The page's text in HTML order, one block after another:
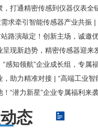
到仪器仪表全链条 | 2026 重庆智能传感器与仪器仪表创新发
引智能传感器产业共振 | 高规格产业链合作平
路演敲定！创新主场，诚邀优质
呈现新趋势，精密传感器迎来
“感知领航”企业成长组，专属
准对接 | “高端工业智能传感器应用供需对接
“潜力新星”企业专属福利来袭
态